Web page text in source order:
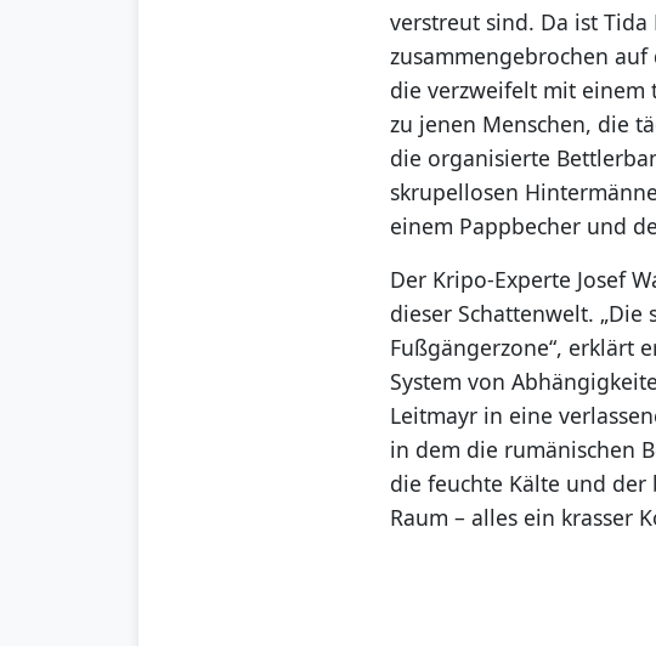
verstreut sind. Da ist
zusammengebrochen
die verzweifelt mit einem
zu jenen Menschen, die
die organisierte
skrupellosen
einem Pappbecher und
Der Kripo-Experte Josef
dieser Schattenwelt.
Fußgängerzone“, erklärt
System von
Leitmayr in eine
in dem die rumänischen
die feuchte Kälte und der
Raum – alles ein krasser